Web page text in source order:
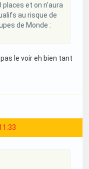
et on n'aura
au risque de
de Monde :
le voir eh bien tant